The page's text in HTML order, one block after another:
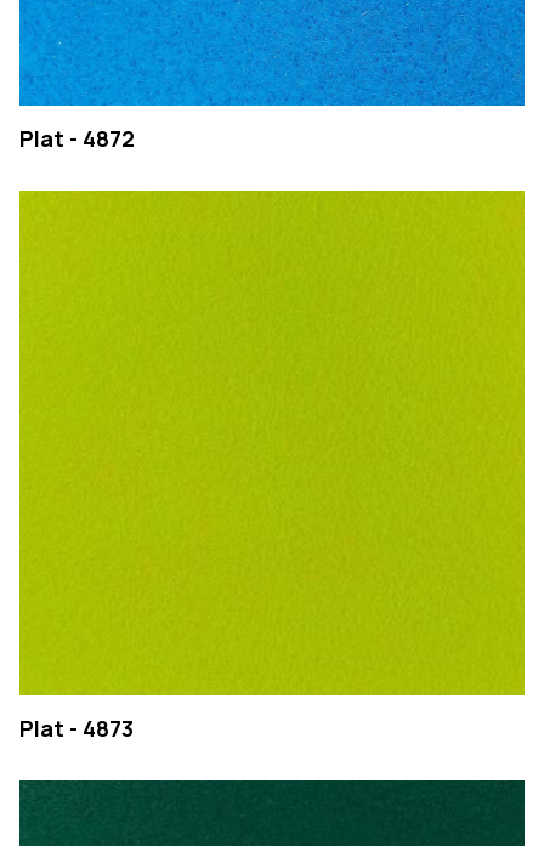
EMPRESA
Plat - 4872
Plat - 4873